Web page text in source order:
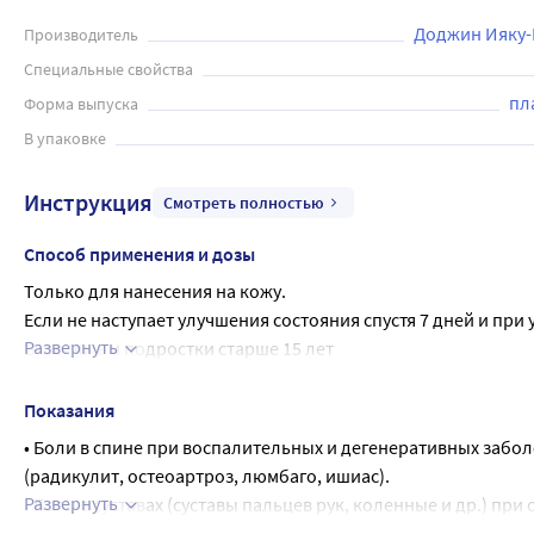
Производитель Доджин
Специальные свойства
Форма выпуска
В упаковке
Инструкция Смотреть полностью
Способ применения и дозы
Только для нанесения на кожу.
Если не наступает улучшения состояния спустя 7 дней и
Взрослые и подростки старше 15 лет
пластыря. В зависимости от размера области боли может
При лечении повреждений мягких тканей или
обусловленной заболеваниями мышц и суставов - не более
Особые группы пациентов
Развернуть
Показания
• Боли в спине при воспалительных и дегенеративных
(радикулит, остеоартроз, люмбаго, ишиас).
• Боли в суставах (суставы пальцев рук, коленные и др.) при
Развернуть